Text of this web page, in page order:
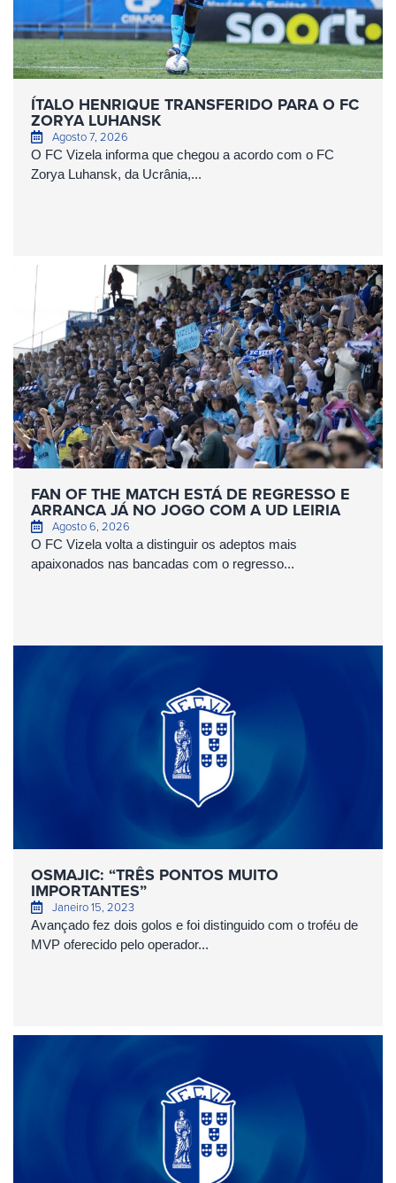
ÍTALO HENRIQUE TRANSFERIDO PARA O FC
ZORYA LUHANSK
Agosto 7, 2026
O FC Vizela informa que chegou a acordo com o FC
Zorya Luhansk, da Ucrânia,...
FAN OF THE MATCH ESTÁ DE REGRESSO E
ARRANCA JÁ NO JOGO COM A UD LEIRIA
Agosto 6, 2026
O FC Vizela volta a distinguir os adeptos mais
apaixonados nas bancadas com o regresso...
OSMAJIC: “TRÊS PONTOS MUITO
IMPORTANTES”
Janeiro 15, 2023
Avançado fez dois golos e foi distinguido com o troféu de
MVP oferecido pelo operador...